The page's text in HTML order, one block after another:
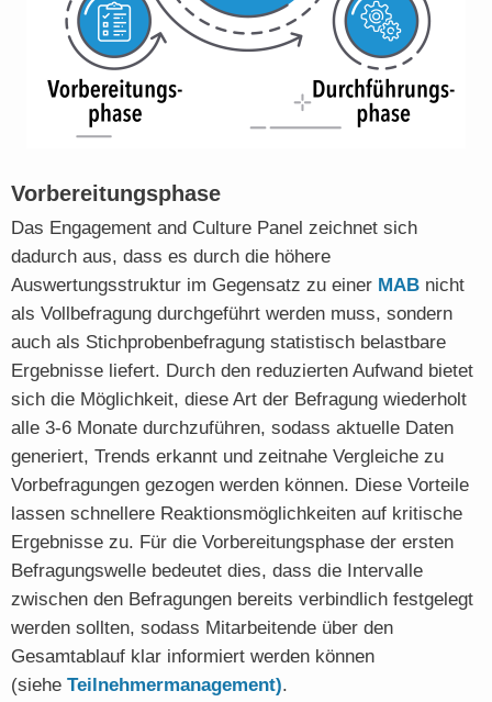
Vorbereitungsphase
Das Engagement and Culture Panel zeichnet sich
dadurch aus, dass es durch die höhere
Auswertungsstruktur im Gegensatz zu einer MAB nicht
als Vollbefragung durchgeführt werden muss, sondern
auch als Stichprobenbefragung statistisch belastbare
Ergebnisse liefert. Durch den reduzierten Aufwand bietet
sich die Möglichkeit, diese Art der Befragung wiederholt
alle 3-6 Monate durchzuführen, sodass aktuelle Daten
generiert, Trends erkannt und zeitnahe Vergleiche zu
Vorbefragungen gezogen werden können. Diese Vorteile
lassen schnellere Reaktionsmöglichkeiten auf kritische
Ergebnisse zu. Für die Vorbereitungsphase der ersten
Befragungswelle bedeutet dies, dass die Intervalle
zwischen den Befragungen bereits verbindlich festgelegt
werden sollten, sodass Mitarbeitende über den
Gesamtablauf klar informiert werden können
(siehe Teilnehmermanagement).